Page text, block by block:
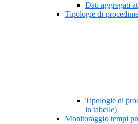
Dati aggregati
Tipologie di
Tipologie di
in tabelle)
Monitoraggio tempi